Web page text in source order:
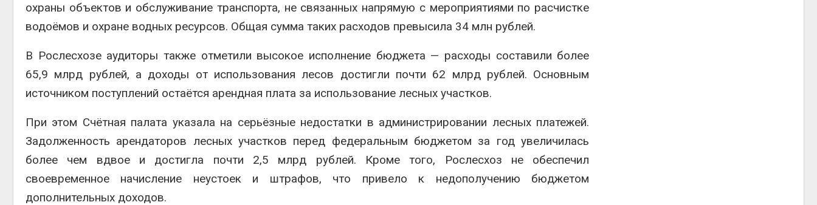
охраны объектов и обслуживание транспорта, не связанных напрямую с мероприятиями по расчистке
водоёмов и охране водных ресурсов. Общая сумма таких расходов превысила 34 млн рублей.
В Рослесхозе аудиторы также отметили высокое исполнение бюджета — расходы составили более
65,9 млрд рублей, а доходы от использования лесов достигли почти 62 млрд рублей. Основным
источником поступлений остаётся арендная плата за использование лесных участков.
При этом Счётная палата указала на серьёзные недостатки в администрировании лесных платежей.
Задолженность арендаторов лесных участков перед федеральным бюджетом за год увеличилась
более чем вдвое и достигла почти 2,5 млрд рублей. Кроме того, Рослесхоз не обеспечил
своевременное начисление неустоек и штрафов, что привело к недополучению бюджетом
дополнительных доходов.